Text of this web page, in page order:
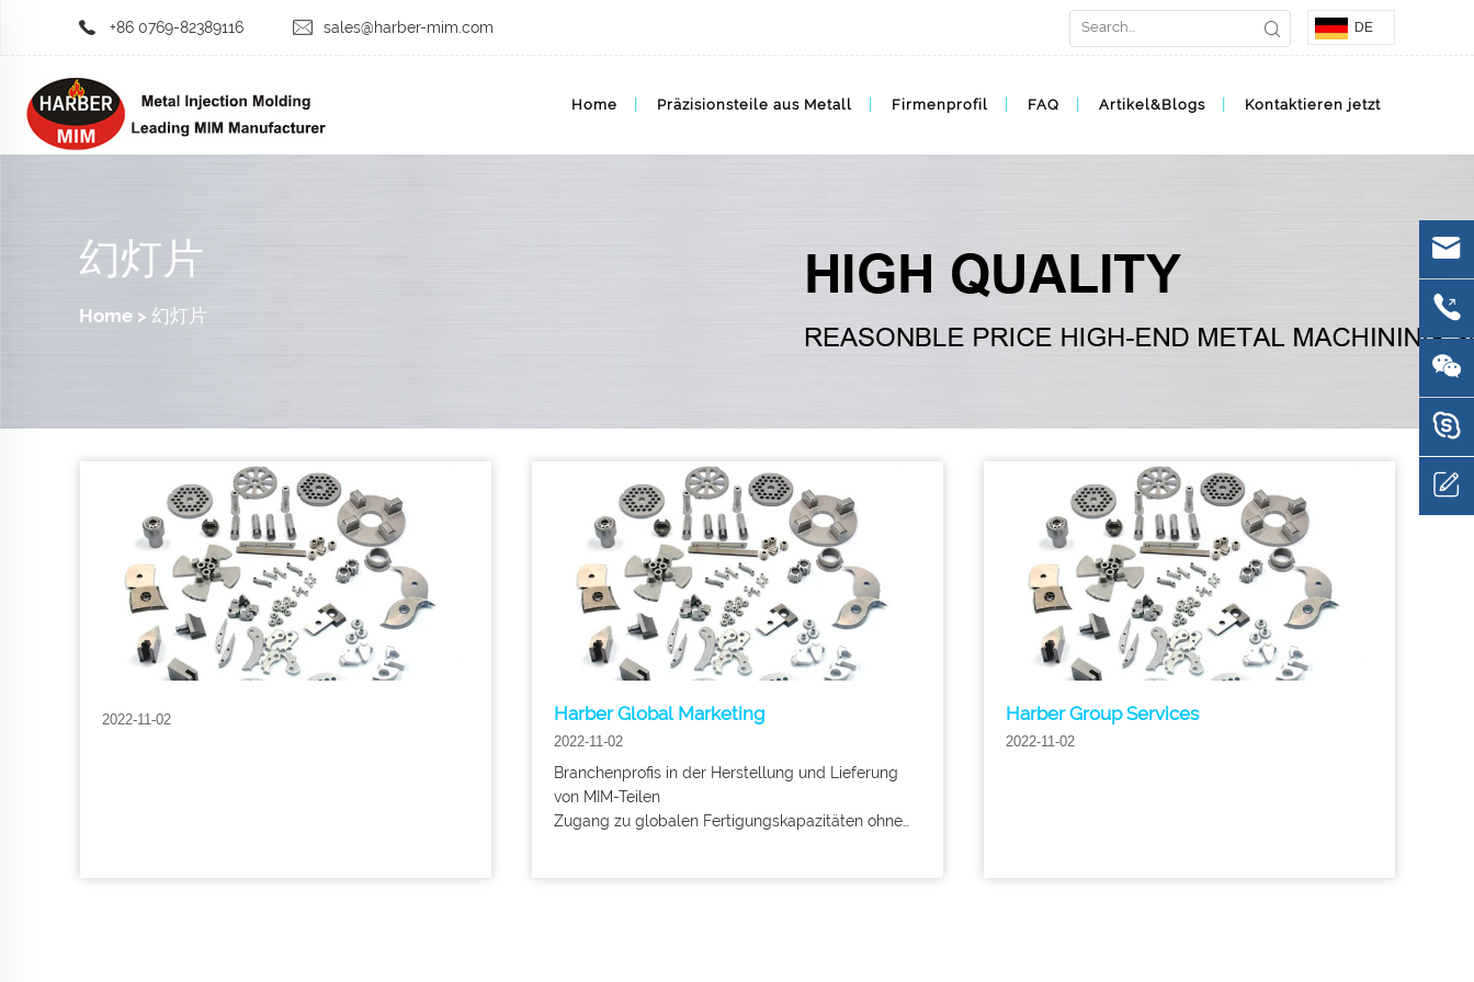
+86 0769-82389116 sales@harber-mim.com DE
Home Präzisionsteile aus Metall Firmenprofil FAQ Artikel&Blogs Kontaktieren jetzt
幻灯片
Home > 幻灯片
2022-11-02 Harber Global Marketing
2022-11-02
Branchenprofis in der Herstellung und Lieferung
von MIM-Teilen
Zugang zu globalen Fertigungskapazitäten ohne
Harber Group Services
2022-11-02